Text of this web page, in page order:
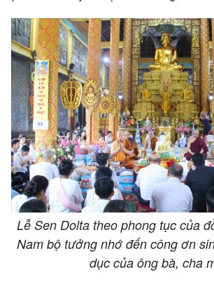
Lễ Sen Dolta theo phong tục của
Nam bộ tưởng nhớ đến công ơn
dục của ông bà, cha